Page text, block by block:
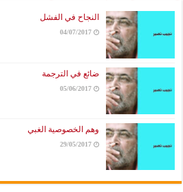
النجاح في الفشل
04/07/2017
ضائع في الترجمة
05/06/2017
وهم الخصوصية الغبي
29/05/2017